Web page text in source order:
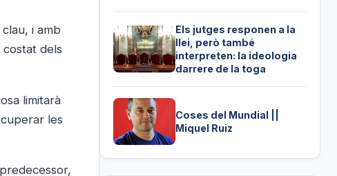
i amb
dels
limitarà
les
Els jutges responen a la
llei, però també
interpreten: la ideologia
darrere de la toga
Coses del Mundial ||
Miquel Ruiz